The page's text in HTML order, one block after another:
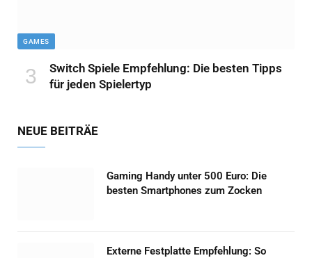
GAMES
Switch Spiele Empfehlung: Die besten Tipps
für jeden Spielertyp
NEUE BEITRÄE
Gaming Handy unter 500 Euro: Die
besten Smartphones zum Zocken
Externe Festplatte Empfehlung: So